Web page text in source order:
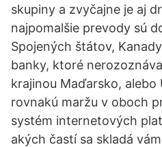
skupiny a zvyčajne je aj
najpomalšie prevody sú
Spojených štátov,
banky, ktoré
krajinou Maďarsko, alebo
rovnakú maržu v oboch
systém internetových
akých častí sa skladá